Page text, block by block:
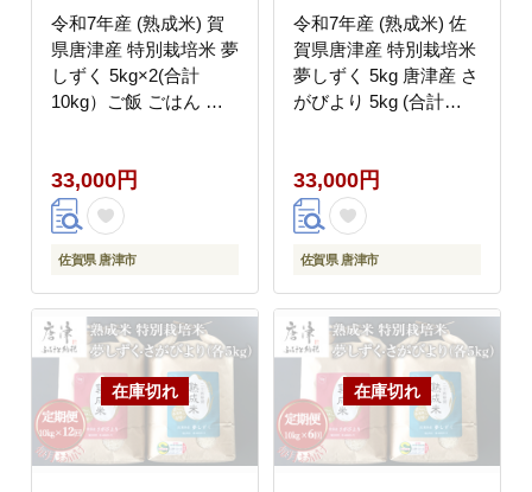
令和7年産 (熟成米) 賀
県唐津産 特別栽培米 夢
しずく 5kg×2(合計
10kg）ご飯 ごはん 白
33,000円
佐賀県 唐津市
令和7年産 (熟成米) 佐
賀県唐津産 特別栽培米
夢しずく 5kg 唐津産 さ
がびより 5kg (合計
33,000円
佐賀県 唐津市